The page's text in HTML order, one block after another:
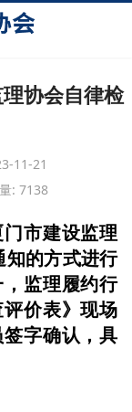
协会自律检
11-21
: 7138
门市建设监理
知的方式进行
监理履约行
价表》现场
字确认，具